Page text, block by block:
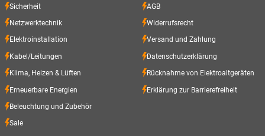
Sicherheit
Netzwerktechnik
Elektroinstallation
Kabel/Leitungen
Klima, Heizen & Lüften
Erneuerbare Energien
Beleuchtung und Zubehör
Sale
AGB
Widerrufsrecht
Versand und Zahlung
Datenschutzerklärung
Rücknahme von Elektroaltgeräten
Erklärung zur Barrierefreiheit